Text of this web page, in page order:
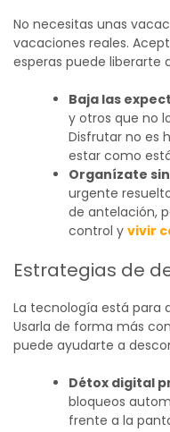
No necesitas unas
vacaciones reales.
esperas puede liberarte
Baja las
y otros que no
Disfrutar no es
estar como
Organízate
urgente
de antelación,
control y vivir
Estrategias de
La tecnología está para
Usarla de forma más
puede ayudarte a
Détox digital
bloqueos
frente a la